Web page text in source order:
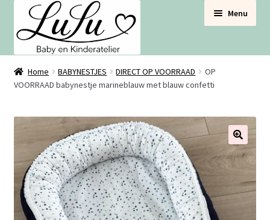
door
naar
navigatie
naar
de
inhoud
Menu
BABYNESTJES
VOOR DE BABYKAMER
SETS VOORDEEL
Home BABYNESTJES DIRECT OP VOORRAAD
OP
VOORRAAD babynestje marineblauw met blauw confetti
🔍